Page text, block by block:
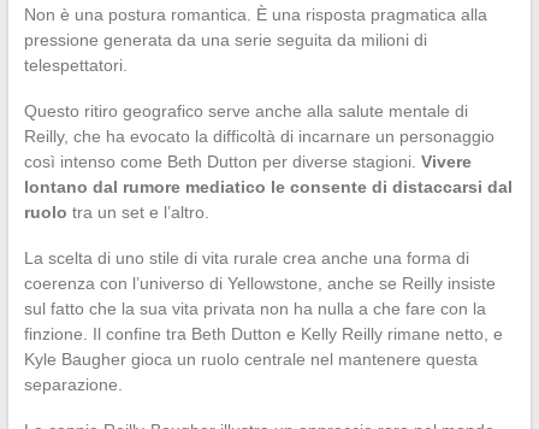
Non è una postura romantica. È una risposta pragmatica alla
pressione generata da una serie seguita da milioni di
telespettatori.
Questo ritiro geografico serve anche alla salute mentale di
Reilly, che ha evocato la difficoltà di incarnare un personaggio
così intenso come Beth Dutton per diverse stagioni. Vivere
lontano dal rumore mediatico le consente di distaccarsi dal
ruolo tra un set e l’altro.
La scelta di uno stile di vita rurale crea anche una forma di
coerenza con l’universo di Yellowstone, anche se Reilly insiste
sul fatto che la sua vita privata non ha nulla a che fare con la
finzione. Il confine tra Beth Dutton e Kelly Reilly rimane netto, e
Kyle Baugher gioca un ruolo centrale nel mantenere questa
separazione.